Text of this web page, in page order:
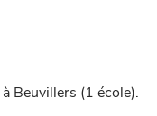
à Beuvillers (1 école).